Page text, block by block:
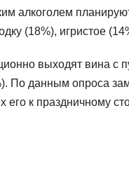
алкоголем
(18%), игристое
выходят вина с
По данным опроса
к праздничному